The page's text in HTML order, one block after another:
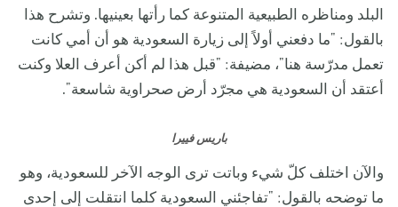
البلد ومناظره الطبيعية المتنوعة كما رأتها بعينيها. وتشرح هذا
بالقول: "ما دفعني أولاً إلى زيارة السعودية هو أن أمي كانت
تعمل مدرّسة هنا"، مضيفة: "قبل هذا لم أكن أعرف العلا وكنت
أعتقد أن السعودية هي مجرّد أرض صحراوية شاسعة".
باريس فييرا
والآن اختلف كلّ شيء وباتت ترى الوجه الآخر للسعودية، وهو
ما توضحه بالقول: "تفاجئني السعودية كلما انتقلت إلى إحدى